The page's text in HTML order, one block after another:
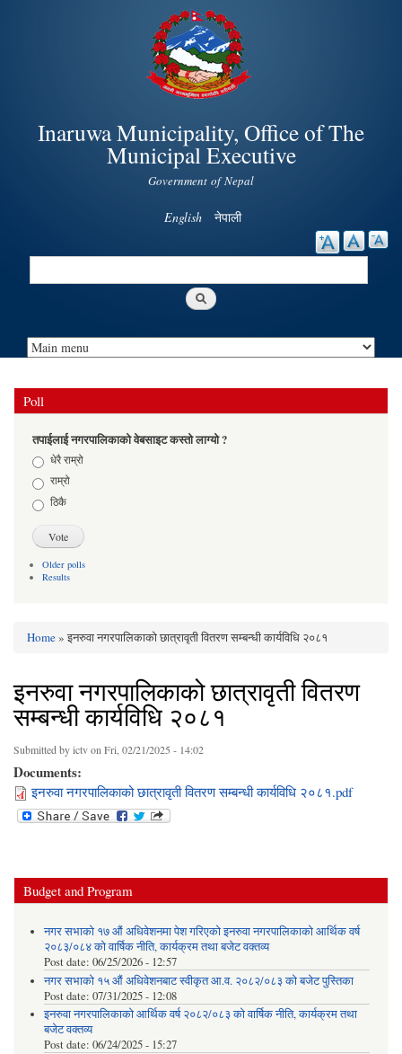
Skip to
main
content
Inaruwa Municipality, Office of The
Municipal Executive
Government of Nepal
English नेपाली
Search
Poll
तपाईलाई नगरपालिकाको वेबसाइट कस्तो लाग्यो ?
Choicesधेरै राम्रो
राम्रो
ठिकै
Older polls
Results
You are here
Home» इनरुवा नगरपालिकाको छात्रावृती वितरण सम्बन्धी कार्यविधि २०८१
इनरुवा नगरपालिकाको छात्रावृती वितरण
सम्बन्धी कार्यविधि २०८१
Submitted byictvon Fri, 02/21/2025 - 14:02
Documents:
इनरुवा नगरपालिकाको छात्रावृती वितरण सम्बन्धी कार्यविधि २०८१.pdf
Budget and Program
नगर सभाको १७ औं अधिवेशनमा पेश गरिएको इनरुवा नगरपालिकाको आर्थिक वर्ष
२०८३/०८४ को वार्षिक नीति, कार्यक्रम तथा बजेट वक्तव्य
Post date: 06/25/2026 - 12:57
नगर सभाको १५ औं अधिवेशनबाट स्वीकृत आ.व. २०८२/०८३ को बजेट पुस्तिका
Post date: 07/31/2025 - 12:08
इनरुवा नगरपालिकाको आर्थिक वर्ष २०८२/०८३ को वार्षिक नीति, कार्यक्रम तथा
बजेट वक्तव्य
Post date: 06/24/2025 - 15:27